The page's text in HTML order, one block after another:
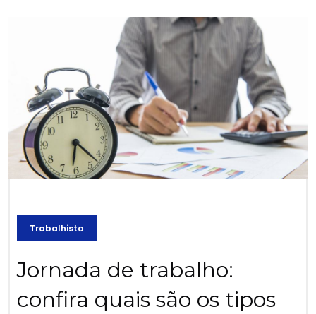
Trabalhista
Jornada de trabalho:
confira quais são os tipos